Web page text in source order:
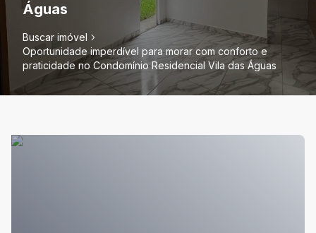
Águas
Buscar imóvel
Oportunidade imperdível para morar com conforto e
praticidade no Condomínio Residencial Vila das Águas